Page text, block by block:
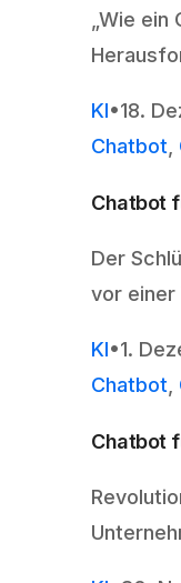
„Wie ein
KI 18.
Chatbot,
Chatbot
Der
vor
KI 1.
Chatbot,
Chatbot